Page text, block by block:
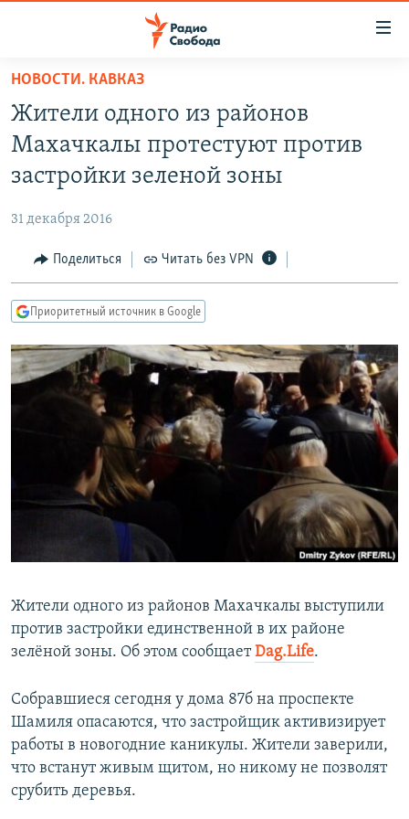
упрощенного
доступа
Вернуться
основному
Вернутся
Вернутся
поиску
АВТОРСКИЕ ПРОЕКТЫ
МНЕНИЯ
КУЛЬТУРА
КАВКАЗ.РЕАЛИИ
СЕВЕР.РЕАЛИИ
СИБИРЬ.РЕАЛИИ
РАСПИСАНИЕ ВЕЩАНИЯ
ПОДПИШИТЕСЬ НА РАССЫЛКУ
СОЦИАЛЬНЫЕ СЕТИ
Все сайты РСЕ/РС
НОВОСТИ. КАВКАЗ
Жители одного из районов
Махачкалы протестуют против
застройки зеленой зоны
31 декабря 2016
Поделиться Читать без VPN
Приоритетный источник в Google
Жители одного из районов Махачкалы выступили
против застройки единственной в их районе
зелёной зоны. Об этом сообщаетDag.Life.
Собравшиеся сегодня у дома 87б на проспекте
Шамиля опасаются, что застройщик активизирует
работы в новогодние каникулы. Жители заверили,
что встанут живым щитом, но никому не позволят
срубить деревья.